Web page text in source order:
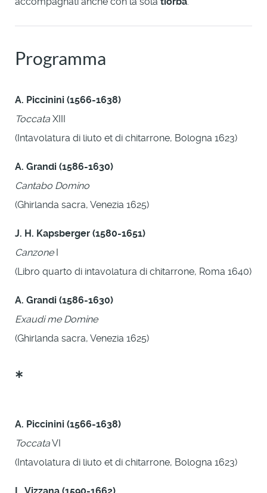
Programma
A. Piccinini (1566-1638)
Toccata XIII
(Intavolatura di liuto et di chitarrone, Bologna 1623)
A. Grandi (1586-1630)
Cantabo Domino
(Ghirlanda sacra, Venezia 1625)
J. H. Kapsberger (1580-1651)
CanzoneI
(Libro quarto di intavolatura di chitarrone, Roma 1640)
A. Grandi (1586-1630)
Exaudi me Domine
(Ghirlanda sacra, Venezia 1625)
*
A. Piccinini (1566-1638)
ToccataVI
(Intavolatura di liuto et di chitarrone, Bologna 1623)